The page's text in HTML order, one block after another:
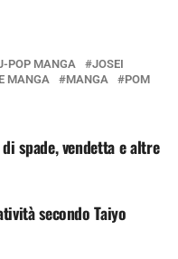
POP MANGA
JOSEI
MANGA MANGA
POM
spade, vendetta e altre
secondo Taiyo